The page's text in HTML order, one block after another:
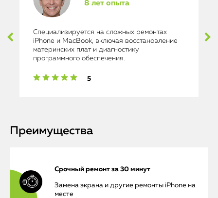
8 лет опыта
Специализируется на сложных ремонтах
iPhone и MacBook, включая восстановление
материнских плат и диагностику
программного обеспечения.
5
Преимущества
Срочный ремонт за 30 минут
Замена экрана и другие ремонты iPhone на
месте